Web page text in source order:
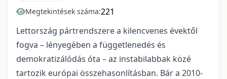
Megtekintések száma:221
Lettország pártrendszere a kilencvenes évektől
fogva – lényegében a függetlenedés és
demokratizálódás óta – az instabilabbak közé
tartozik európai összehasonlításban. Bár a 2010-